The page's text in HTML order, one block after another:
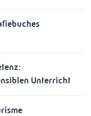
Unterricht